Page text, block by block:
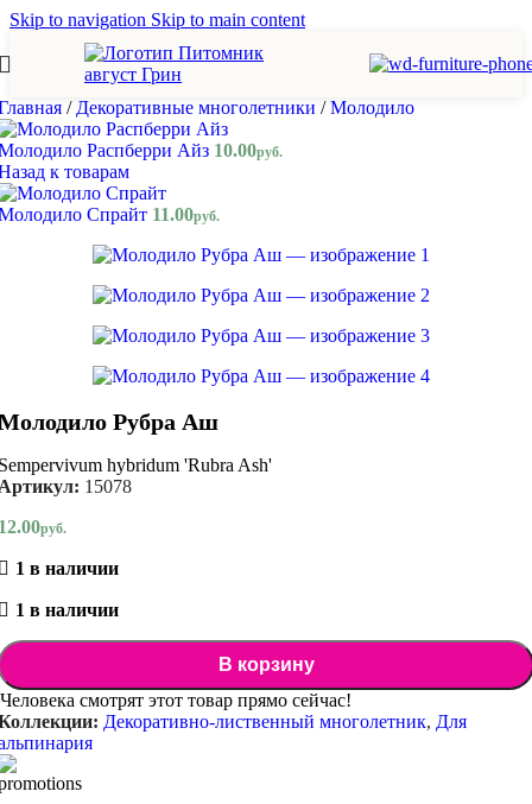
Skip to navigation Skip to main content
/ Декоративные многолетники / Молодило
Распберри Айз 10.00руб.
к товарам
Спрайт 11.00руб.
Рубра Аш
hybridum 'Rubra Ash'
15078
руб.
1 в наличии
1 в наличии
В корзину
Человека смотрят этот товар прямо сейчас!
Декоративно-лиственный многолетник, Для